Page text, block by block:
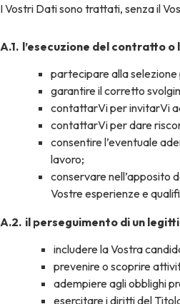
I Vostri Dati sono trattati, senza il
l’esecuzione del contratto
partecipare alla
garantire il corretto
contattarVi per invitarVi
contattarVi per dare
consentire l’eventuale
lavoro;
conservare nell’apposito
Vostre esperienze e
il perseguimento di un
includere la Vostra
prevenire o scoprire
adempiere agli obblighi
esercitare i diritti del